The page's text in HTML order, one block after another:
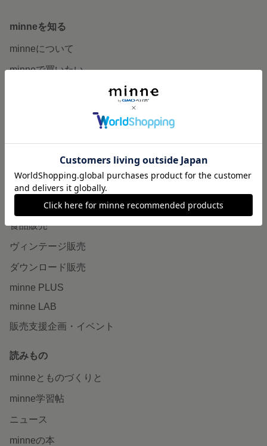
minneを知る
minneについて
minneで買いたい
作品販売について
minneで売りたい
食品販売
ヴィンテージ販売
ダウンロード販売
minne PLUS
minne LAB
販売支援企画・イベント
読みもの
minneとものづくりと
minne学習帖
ニュース
minneの本